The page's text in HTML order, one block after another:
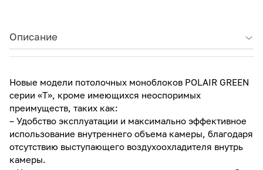
Описание
Новые модели потолочных моноблоков POLAIR GREEN
серии «Т», кроме имеющихся неоспоримых
преимуществ, таких как:
– Удобство эксплуатации и максимально эффективное
использование внутреннего объема камеры, благодаря
отсутствию выступающего воздухоохладителя внутрь
камеры.